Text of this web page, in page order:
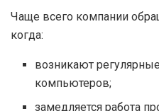
Чаще всего компании
когда:
возникают
компьютеров;
замедляется работа